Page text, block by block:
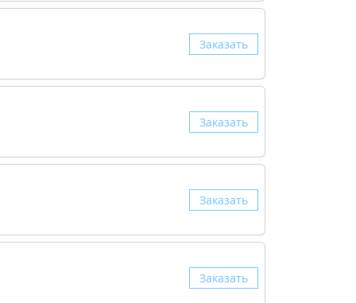
Заказать
Заказать
Заказать
Заказать